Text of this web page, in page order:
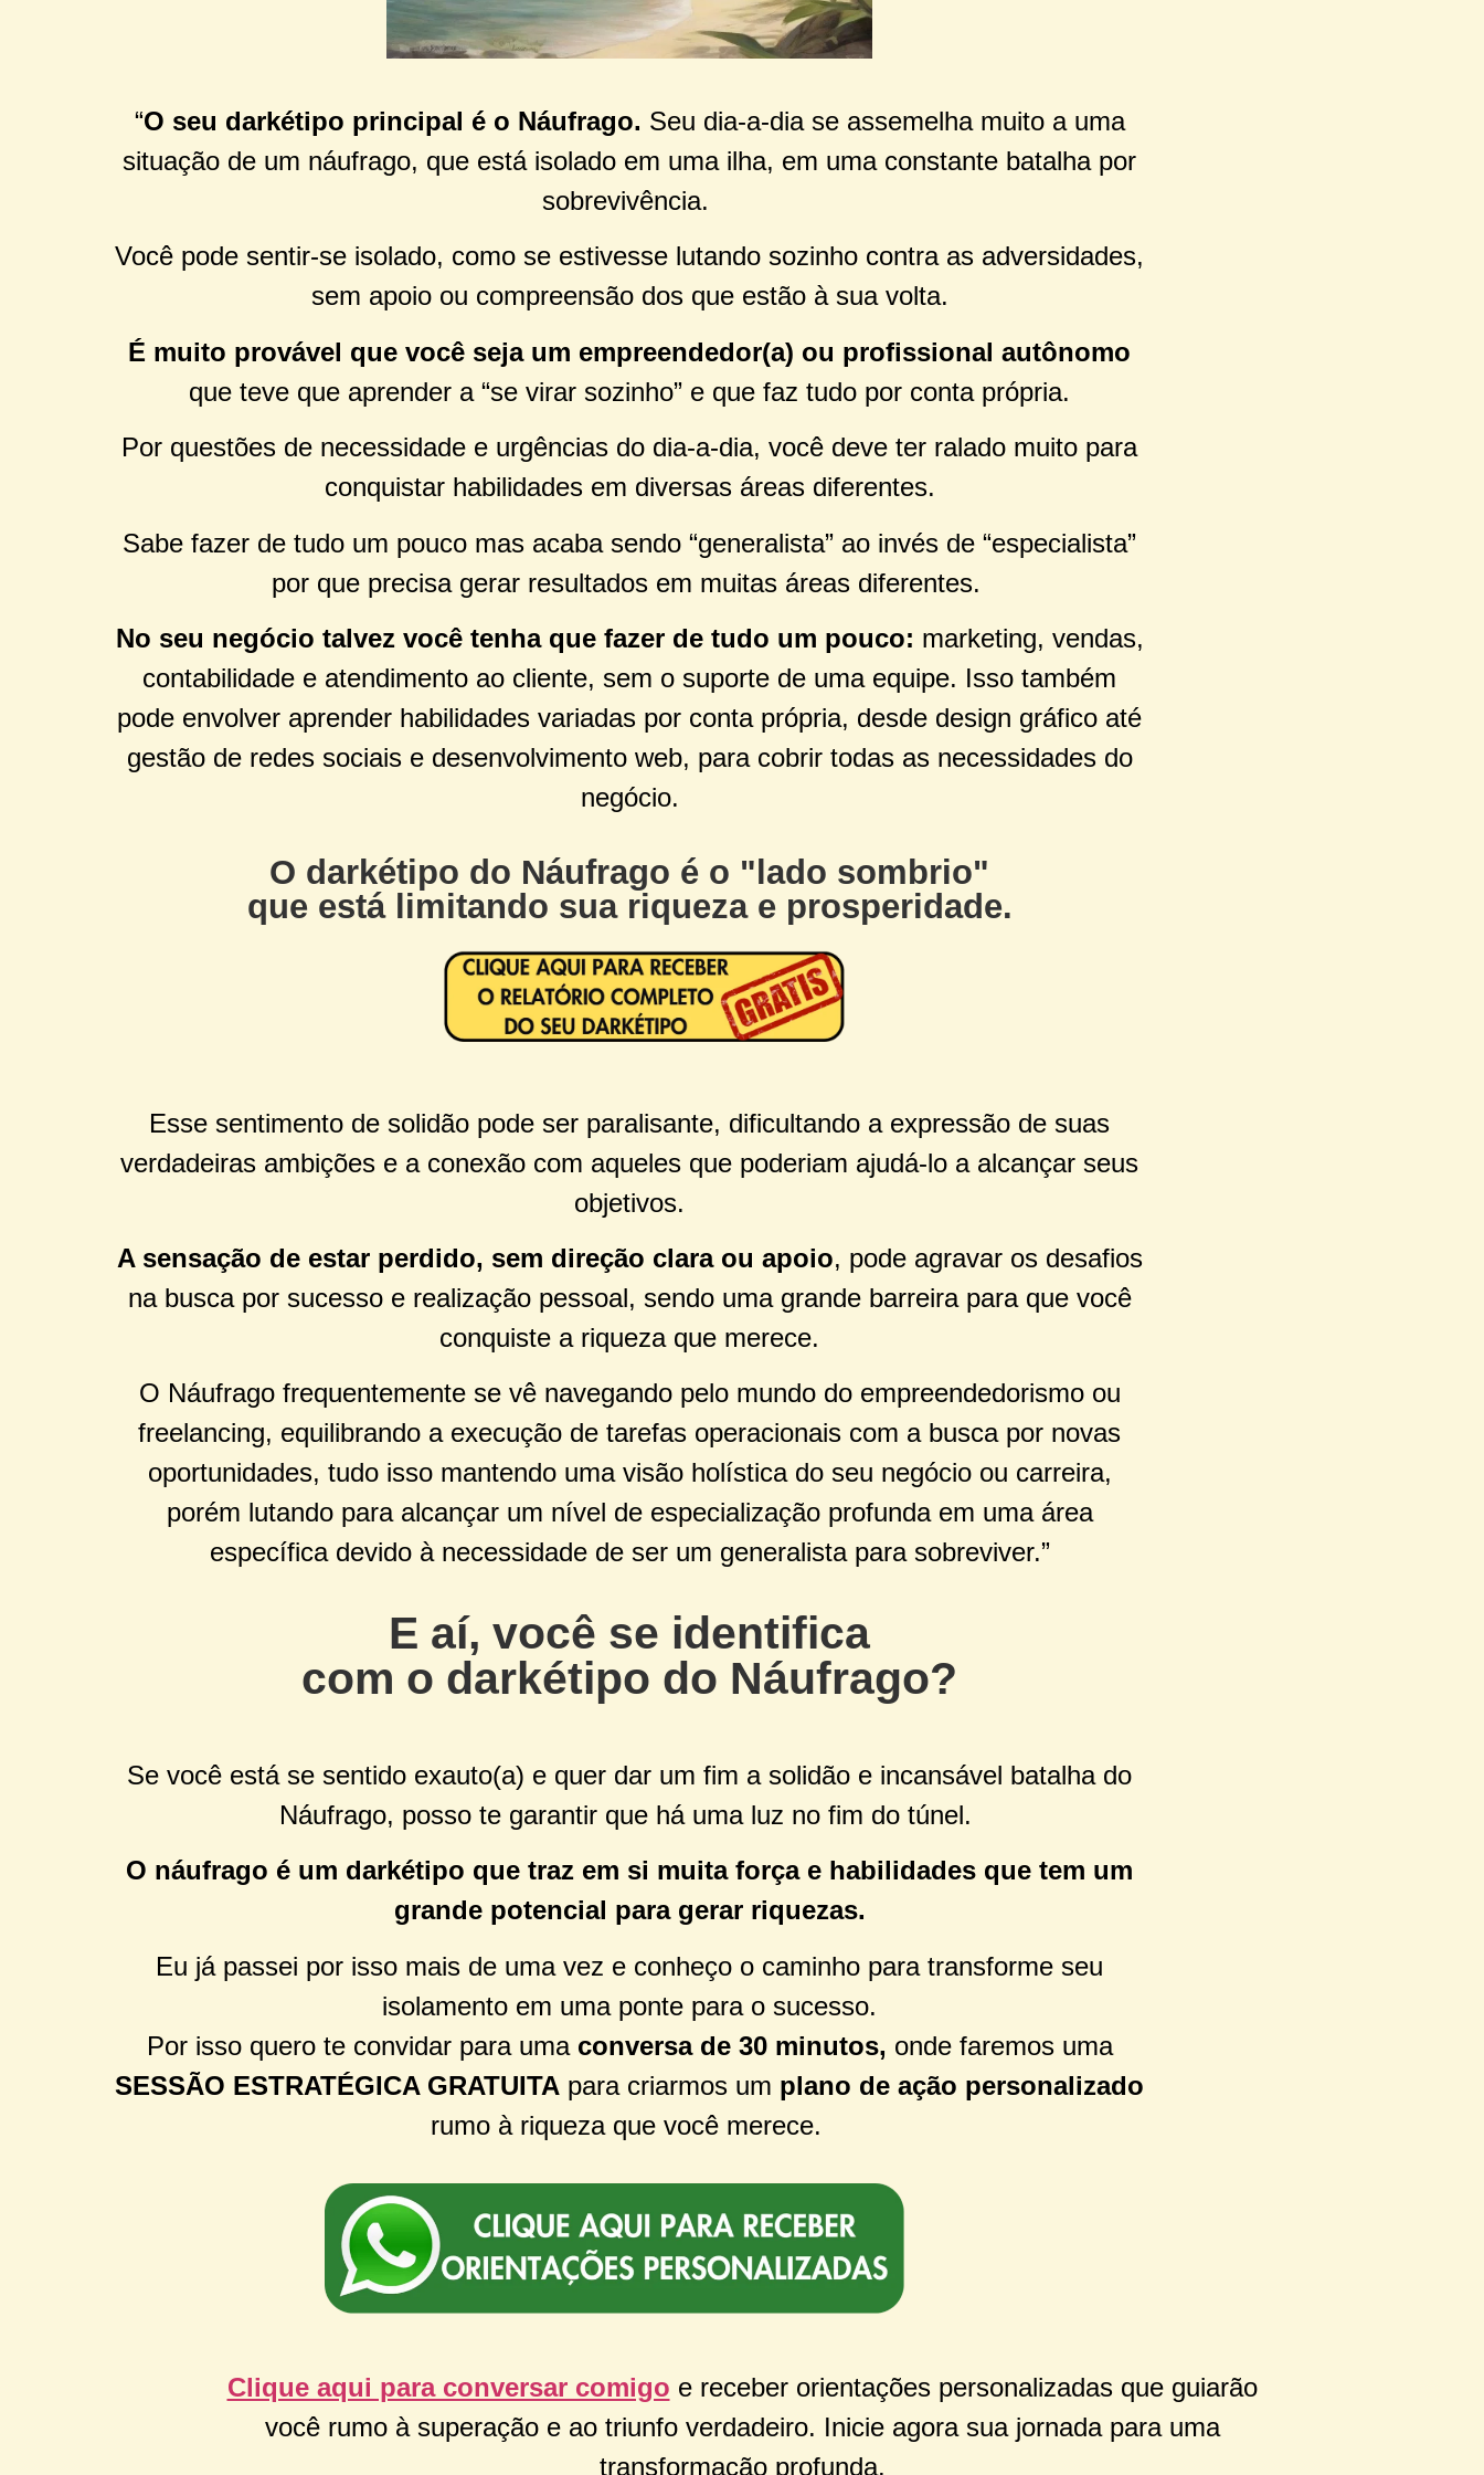
“O seu darkétipo principal é o Náufrago. Seu dia-a-dia se assemelha muito a uma
situação de um náufrago, que está isolado em uma ilha, em uma constante batalha por
sobrevivência.
Você pode sentir-se isolado, como se estivesse lutando sozinho contra as adversidades,
sem apoio ou compreensão dos que estão à sua volta.
É muito provável que você seja um empreendedor(a) ou profissional autônomo
que teve que aprender a “se virar sozinho” e que faz tudo por conta própria.
Por questões de necessidade e urgências do dia-a-dia, você deve ter ralado muito para
conquistar habilidades em diversas áreas diferentes.
Sabe fazer de tudo um pouco mas acaba sendo “generalista” ao invés de “especialista”
por que precisa gerar resultados em muitas áreas diferentes.
No seu negócio talvez você tenha que fazer de tudo um pouco: marketing, vendas,
contabilidade e atendimento ao cliente, sem o suporte de uma equipe. Isso também
pode envolver aprender habilidades variadas por conta própria, desde design gráfico até
gestão de redes sociais e desenvolvimento web, para cobrir todas as necessidades do
negócio.
O darkétipo do Náufrago é o "lado sombrio"
que está limitando sua riqueza e prosperidade.
Esse sentimento de solidão pode ser paralisante, dificultando a expressão de suas
verdadeiras ambições e a conexão com aqueles que poderiam ajudá-lo a alcançar seus
objetivos.
A sensação de estar perdido, sem direção clara ou apoio, pode agravar os desafios
na busca por sucesso e realização pessoal, sendo uma grande barreira para que você
conquiste a riqueza que merece.
O Náufrago frequentemente se vê navegando pelo mundo do empreendedorismo ou
freelancing, equilibrando a execução de tarefas operacionais com a busca por novas
oportunidades, tudo isso mantendo uma visão holística do seu negócio ou carreira,
porém lutando para alcançar um nível de especialização profunda em uma área
específica devido à necessidade de ser um generalista para sobreviver.”
E aí, você se identifica
com o darkétipo do Náufrago?
Se você está se sentido exauto(a) e quer dar um fim a solidão e incansável batalha do
Náufrago, posso te garantir que há uma luz no fim do túnel.
O náufrago é um darkétipo que traz em si muita força e habilidades que tem um
grande potencial para gerar riquezas.
Eu já passei por isso mais de uma vez e conheço o caminho para transforme seu
isolamento em uma ponte para o sucesso.
Por isso quero te convidar para uma conversa de 30 minutos, onde faremos uma
SESSÃO ESTRATÉGICA GRATUITA para criarmos um plano de ação personalizado
rumo à riqueza que você merece.
Clique aqui para conversar comigo e receber orientações personalizadas que guiarão
você rumo à superação e ao triunfo verdadeiro. Inicie agora sua jornada para uma
transformação profunda.